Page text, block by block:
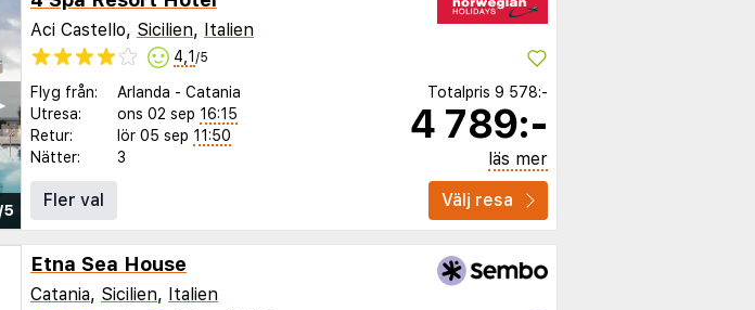
5
Aci Castello, Sicilien, Italien
4,1 /5
Flyg från: Arlanda - Catania
Utresa:
ons 02 sep 16:15
Retur:
lör 05 sep 11:50
Nätter:
3
Totalpris 9 578:-
4 789:-
läs mer
Fler val
Välj resa
Etna Sea House
Catania, Sicilien, Italien